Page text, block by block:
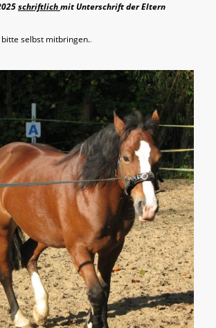
schriftlichmit Unterschrift der Eltern
selbst mitbringen..